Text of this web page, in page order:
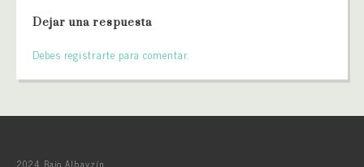
Dejar una respuesta
Debes registrarte para comentar.
2024 Bajo Albayzín